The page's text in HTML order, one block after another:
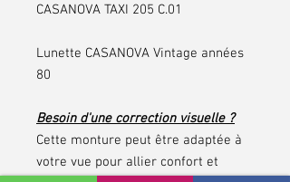
CASANOVA TAXI 205 C.01
Lunette CASANOVA Vintage années
80
Besoin d'une correction visuelle ?
Cette monture peut être adaptée à
votre vue pour allier confort et